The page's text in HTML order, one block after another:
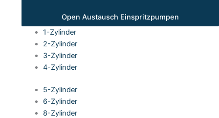
Open Austausch Einspritzpumpen
1-Zylinder
2-Zylinder
3-Zylinder
4-Zylinder
5-Zylinder
6-Zylinder
8-Zylinder